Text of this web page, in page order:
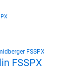
FSSPX
FSSPX